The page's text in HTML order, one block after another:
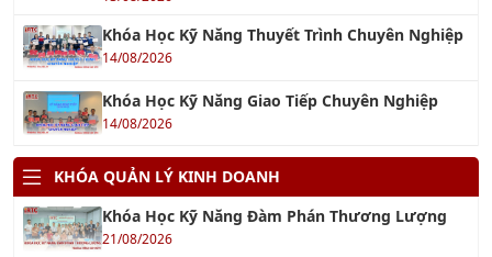
15/08/2026
13/08/2026
15/08/2026
Khóa học AI - Ứng dụng AI Tối ưu hóa công việc
hiệu quả